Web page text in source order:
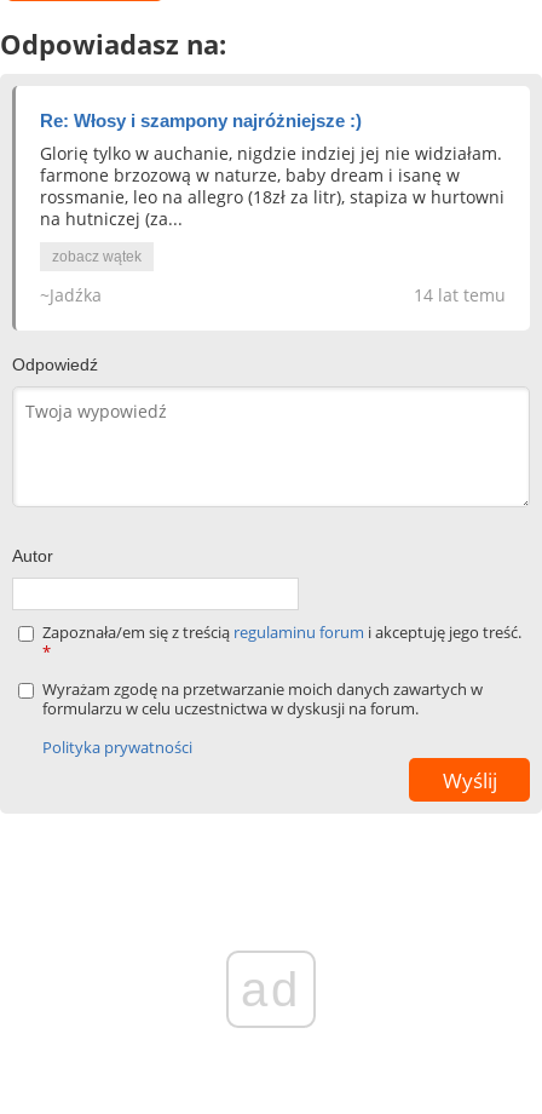
Odpowiadasz na:
Re: Włosy i szampony najróżniejsze :)
Glorię tylko w auchanie, nigdzie indziej jej nie widziałam.
farmone brzozową w naturze, baby dream i isanę w
rossmanie, leo na allegro (18zł za litr), stapiza w hurtowni
na hutniczej (za...
zobacz wątek
14 lat temu
~Jadźka
Odpowiedź
Autor
Zapoznała/em się z treścią regulaminu forum i akceptuję jego treść.
*
Wyrażam zgodę na przetwarzanie moich danych zawartych w
formularzu w celu uczestnictwa w dyskusji na forum.
Polityka prywatności
ad